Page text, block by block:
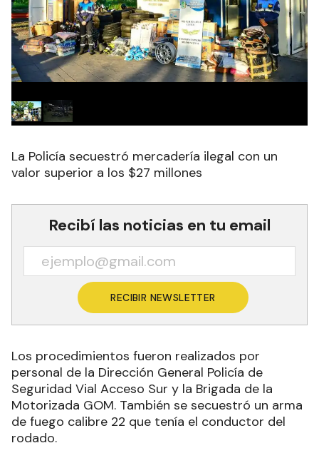
La Policía secuestró mercadería ilegal con un
valor superior a los $27 millones
Recibí las noticias en tu email
RECIBIR NEWSLETTER
Los procedimientos fueron realizados por
personal de la Dirección General Policía de
Seguridad Vial Acceso Sur y la Brigada de la
Motorizada GOM. También se secuestró un arma
de fuego calibre 22 que tenía el conductor del
rodado.